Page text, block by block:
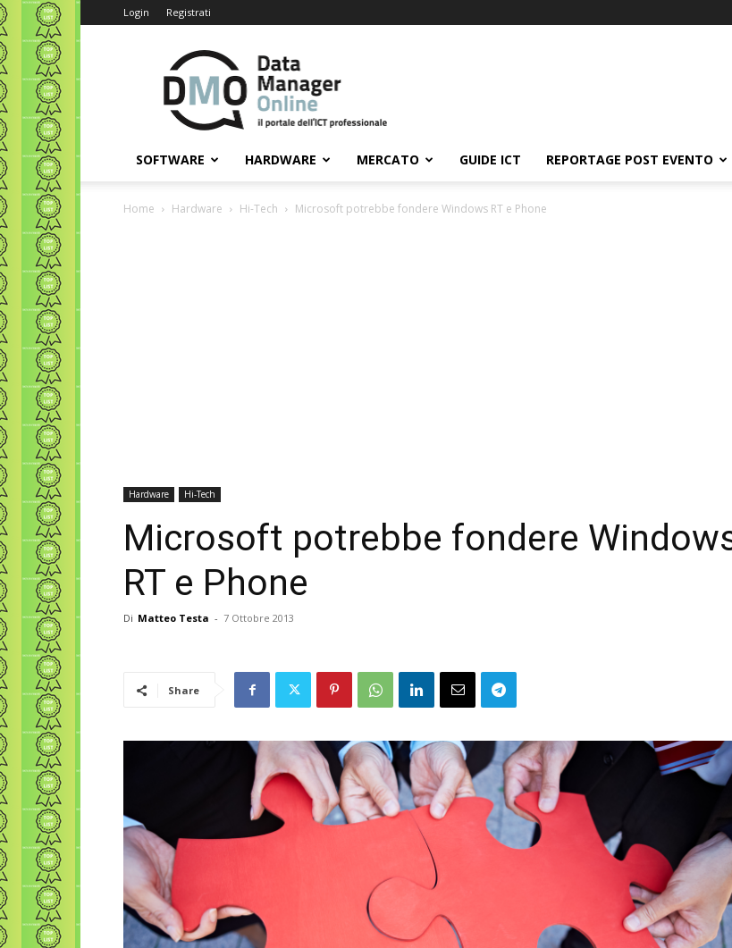
Login Registrati
Data
Manager
Online
SOFTWARE HARDWARE MERCATO GUIDE ICT REPORTAGE POST EVENTO
Home Hardware Hi-Tech Microsoft potrebbe fondere Windows RT e Phone
Hardware Hi-Tech
Microsoft potrebbe fondere
RT e Phone
Di Matteo Testa - 7 Ottobre 2013
Share